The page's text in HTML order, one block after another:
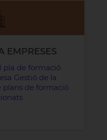
EMPRESES
pla de formació
Gestió de la
plans de formació